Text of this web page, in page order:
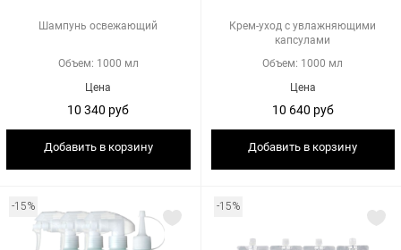
Шампунь освежающий
Объем: 1000 мл
Цена
10 340 руб
Добавить в корзину
Крем-уход с увлажняющими
капсулами
Объем: 1000 мл
Цена
10 640 руб
Добавить в корзину
-15% -15%